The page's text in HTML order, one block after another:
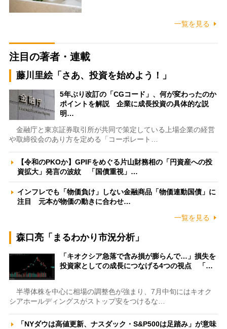
一覧を見る
注目の著者・連載
藤川里絵「さあ、投資を始めよう！」
5年ぶり改訂の「CGコード」、何が変わったのか
ポイントを解説 企業に成長投資の具体的な説
明…
金融庁と東京証券取引所が共同で策定している上場企業の経営
や取締役会のあり方を定める「コーポレート…
【令和のPKOか】GPIFをめぐる片山財務相の「円資産への投
資拡大」発言の波紋 「国債重視」…
インフレでも「物価負け」しない金融商品「物価連動国債」に
注目 元本が物価の動きに合わせ…
一覧を見る
森口亮「まるわかり市況分析」
「キオクシア急落で含み損が膨らんで…」損失を
投資家としての成長につなげる4つの視点 「…
半導体株を中心に相場の調整色が強まり、7月中旬にはキオク
シアホールディングスがストップ安をつけるな…
「NYダウは高値更新、ナスダック・S&P500は足踏み」が意味